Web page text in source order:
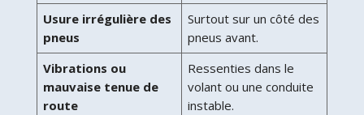
Usure irrégulière des
pneus
Surtout sur un côté des
pneus avant.
Vibrations ou
mauvaise tenue de
route
Ressenties dans le
volant ou une conduite
instable.